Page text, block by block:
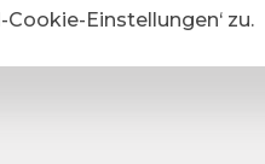
Einstellungen‘ zu.